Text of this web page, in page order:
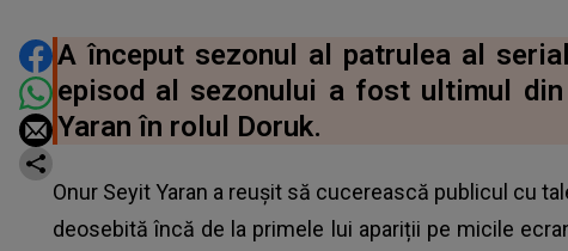
DISTRIBUIE ARTICOLUL
A început sezonul al patrulea al
episod al sezonului a fost ultimul
Yaran în rolul Doruk.
Onur Seyit Yaran a reușit să cucerească publicul cu
deosebită încă de la primele lui apariții pe micile